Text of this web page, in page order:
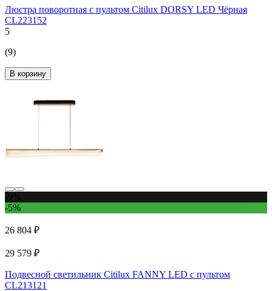
Люстра поворотная с пультом Citilux DORSY LED Чёрная
CL223152
5
(9)
В корзину
-5%
26 804 ₽
29 579 ₽
Подвесной светильник Citilux FANNY LED с пультом
CL213121